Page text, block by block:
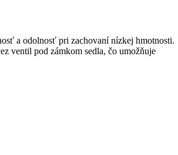
a odolnosť pri zachovaní nízkej hmotnosti.
ventil pod zámkom sedla, čo umožňuje